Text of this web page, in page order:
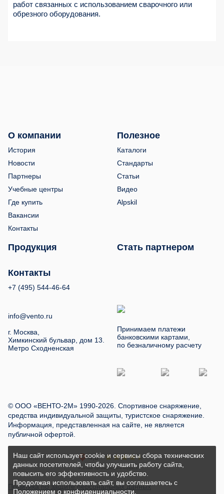
работ связанных с использованием сварочного или
обрезного оборудования.
О компании
История
Новости
Партнеры
Учебные центры
Где купить
Вакансии
Контакты
Полезное
Каталоги
Стандарты
Статьи
Видео
Alpskil
Продукция Стать партнером
Контакты
+7 (495) 544-46-64
info@vento.ru
г. Москва,
Химкинский бульвар, дом 13.
Метро Сходненская
Принимаем платежи
банковскими картами,
по безналичному расчету
© ООО «ВЕНТО-2М» 1990-2026. Спортивное снаряжение,
средства индивидуальной защиты, туристское снаряжение.
Информация, представленная на сайте, не является
публичной офертой.
Политика по защите персональных данных
Наш сайт использует cookie и сервисы сбора технических
данных посетителей, чтобы улучшить работу сайта,
повысить его эффективность и удобство.
Продолжая использовать сайт, вы соглашаетесь с
Положением о конфиденциальности.